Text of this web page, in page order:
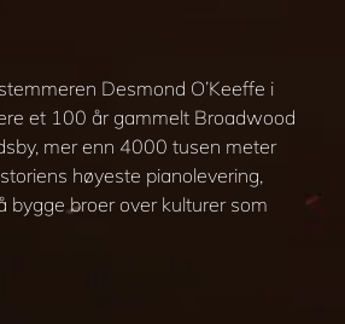
Desmond O’Keeffe i
et 100 år gammelt Broadwood
mer enn 4000 tusen meter
høyeste pianolevering,
bygge broer over kulturer som